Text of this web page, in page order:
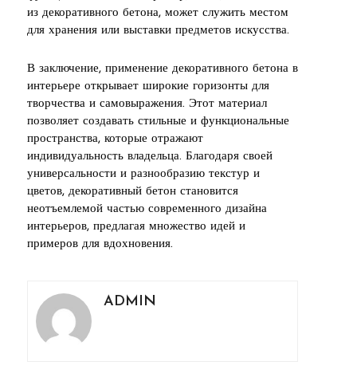
из декоративного бетона, может служить местом
для хранения или выставки предметов искусства.
В заключение, применение декоративного бетона в
интерьере открывает широкие горизонты для
творчества и самовыражения. Этот материал
позволяет создавать стильные и функциональные
пространства, которые отражают
индивидуальность владельца. Благодаря своей
универсальности и разнообразию текстур и
цветов, декоративный бетон становится
неотъемлемой частью современного дизайна
интерьеров, предлагая множество идей и
примеров для вдохновения.
ADMIN